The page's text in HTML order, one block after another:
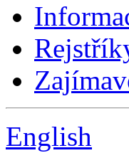
English